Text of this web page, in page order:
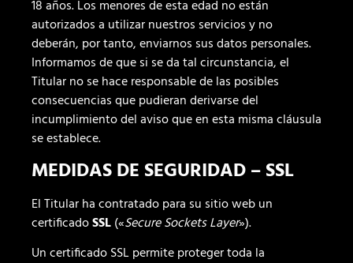
18 años. Los menores de esta edad no están
autorizados a utilizar nuestros servicios y no
deberán, por tanto, enviarnos sus datos personales.
Informamos de que si se da tal circunstancia, el
Titular no se hace responsable de las posibles
consecuencias que pudieran derivarse del
incumplimiento del aviso que en esta misma cláusula
se establece.
MEDIDAS DE SEGURIDAD –SSL
El Titular ha contratado para su sitio web un
certificadoSSL(«Secure Sockets Layer»).
Un certificado SSL permite proteger toda la